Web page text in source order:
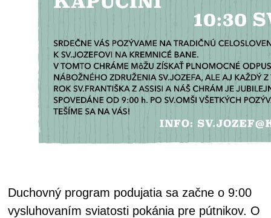
Duchovný program podujatia sa začne o 9:00
vysluhovaním sviatosti pokánia pre pútnikov. O